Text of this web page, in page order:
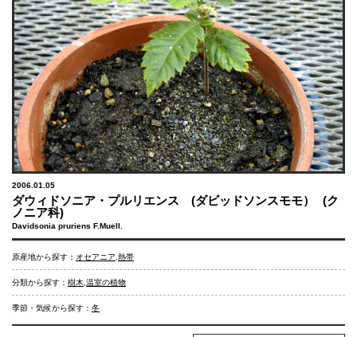
2006.01.05
ダウィドソニア・プルリエンス (ダビッドソンスモモ）
(ク
ノニア科)
Davidsonia pruriens F.Muell.
原産地から探す： オセアニア 熱帯
分類から探す： 樹木 温室の植物
季節・気候から探す： 冬